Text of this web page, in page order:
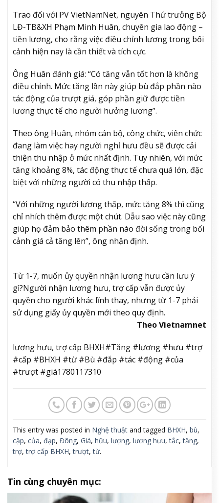
Trao đổi với PV VietNamNet, nguyên Thứ trưởng Bộ
LĐ-TB&XH Phạm Minh Huân, chuyên gia lao động –
tiền lương, cho rằng việc điều chỉnh lương trong bối
cảnh hiện nay là cần thiết và tích cực.
Ông Huân đánh giá: “Có tăng vẫn tốt hơn là không
điều chỉnh. Mức tăng lần này giúp bù đắp phần nào
tác động của trượt giá, góp phần giữ được tiền
lương thực tế cho người hưởng lương”.
Theo ông Huân, nhóm cán bộ, công chức, viên chức
đang làm việc hay người nghỉ hưu đều sẽ được cải
thiện thu nhập ở mức nhất định. Tuy nhiên, với mức
tăng khoảng 8%, tác động thực tế chưa quá lớn, đặc
biệt với những người có thu nhập thấp.
“Với những người lương thấp, mức tăng 8% thì cũng
chỉ nhích thêm được một chút. Dẫu sao việc này cũng
giúp họ đảm bảo thêm phần nào đời sống trong bối
cảnh giá cả tăng lên”, ông nhận định.
Từ 1-7, muốn ủy quyền nhận lương hưu cần lưu ý
gì?Người nhận lương hưu, trợ cấp vẫn được ủy
quyền cho người khác lĩnh thay, nhưng từ 1-7 phải
sử dụng giấy ủy quyền mới theo quy định.
Theo Vietnamnet
lương hưu, trợ cấp BHXH#Tăng #lương #hưu #trợ
#cấp #BHXH #từ #Bù #đắp #tác #động #của
#trượt #giá1780117310
This entry was posted in Nghệ thuật and tagged BHXH, bù,
cặp, của, đạp, Đông, Giá, hữu, lượng, lương hưu,tắc,tăng,
trợ,trợ cấp BHXH,trượt,từ.
Tin cùng chuyên mục: